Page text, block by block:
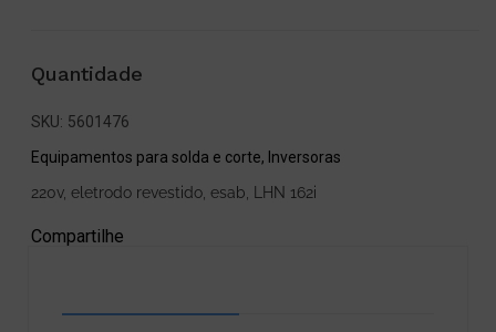
Quantidade
SKU: 5601476
Equipamentos para solda e corte, Inversoras
220v, eletrodo revestido esab LHN 162i
Compartilhe